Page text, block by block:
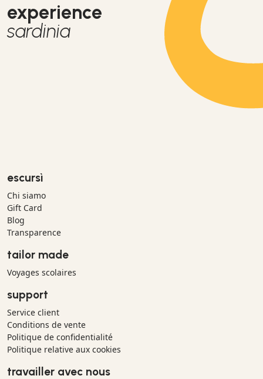
experience
sardinia
escursì
Chi siamo
Gift Card
Blog
Transparence
tailor made
Voyages scolaires
support
Service client
Conditions de vente
Politique de confidentialité
Politique relative aux cookies
travailler avec nous